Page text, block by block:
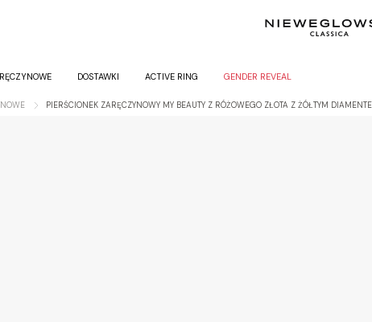
DOSTAWKI ACTIVE RING GENDER REVEAL
PIERŚCIONEK ZARĘCZYNOWY MY BEAUTY Z RÓŻOWEGO ZŁOTA Z ŻÓŁTYM